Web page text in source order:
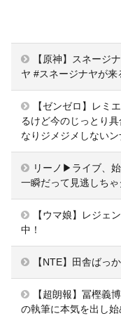
【原神】スネージ
ヤ #スネージナヤが来
【ゼンゼロ】レミ
るけど今のじっとり
なりジメジメしないン
リーノ▶ライブ、
一瞬だって見逃しちゃ
【ウマ娘】レジェ
中！
【NTE】田舎ばっ
【超朗報】冨樫義
の執筆に本気を出し